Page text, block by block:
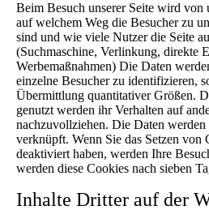
Beim Besuch unserer Seite wird von
auf welchem Weg die Besucher zu
sind und wie viele Nutzer die Seite
(Suchmaschine, Verlinkung, direkte
Werbemaßnahmen) Die Daten
einzelne Besucher zu identifizieren,
Übermittlung quantitativer Größen.
genutzt werden ihr Verhalten auf
nachzuvollziehen. Die Daten
verknüpft. Wenn Sie das Setzen
deaktiviert haben, werden Ihre
werden diese Cookies nach sieben
Inhalte Dritter auf der